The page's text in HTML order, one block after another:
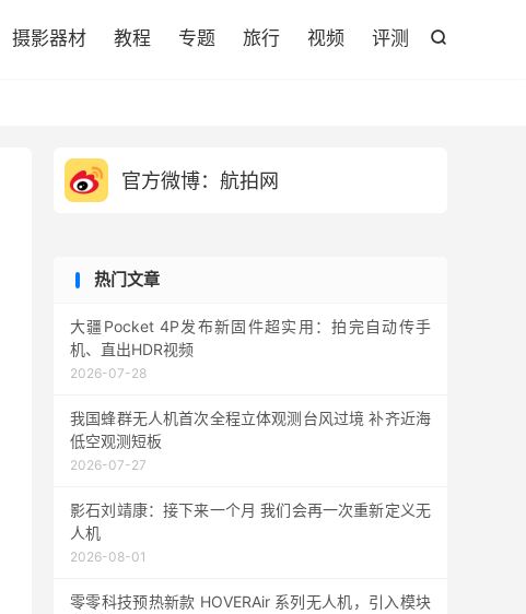

摄影器材 教程 专题 旅行 视频 评测
官方微博：航拍网
热门文章
大疆Pocket 4P发布新固件超实用：拍完自动传手
机、直出HDR视频
2026-07-28
我国蜂群无人机首次全程立体观测台风过境 补齐近海
低空观测短板
2026-07-27
影石刘靖康：接下来一个月 我们会再一次重新定义无
人机
2026-08-01
零零科技预热新款 HOVERAir 系列无人机，引入模块